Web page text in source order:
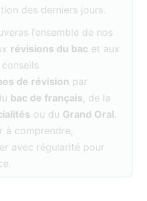
des derniers jours.
l’ensemble de nos
révisions du bac et aux
de révision par
bac de français, de la
ou du Grand Oral.
à comprendre,
avec régularité pour